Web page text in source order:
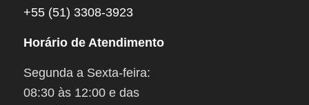
+55 (51) 3308-3923
Horário de Atendimento
Segunda a Sexta-feira:
08:30 às 12:00 e das